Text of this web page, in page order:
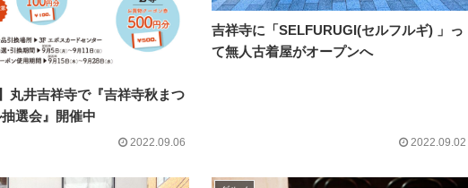
丸井吉祥寺で『吉祥寺秋まつ
選会』開催中
2022.09.06
吉祥寺に「SELFURUGI(セルフルギ) 」っ
て無人古着屋がオープンへ
2022.09.02